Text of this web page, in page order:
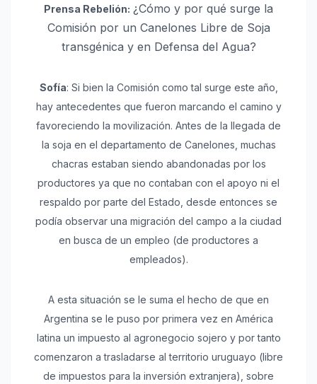
Prensa Rebelión: ¿Cómo y por qué surge la
Comisión por un Canelones Libre de Soja
transgénica y en Defensa del Agua?
Sofía: Si bien la Comisión como tal surge este año,
hay antecedentes que fueron marcando el camino y
favoreciendo la movilización. Antes de la llegada de
la soja en el departamento de Canelones, muchas
chacras estaban siendo abandonadas por los
productores ya que no contaban con el apoyo ni el
respaldo por parte del Estado, desde entonces se
podía observar una migración del campo a la ciudad
en busca de un empleo (de productores a
empleados).
A esta situación se le suma el hecho de que en
Argentina se le puso por primera vez en América
latina un impuesto al agronegocio sojero y por tanto
comenzaron a trasladarse al territorio uruguayo (libre
de impuestos para la inversión extranjera), sobre